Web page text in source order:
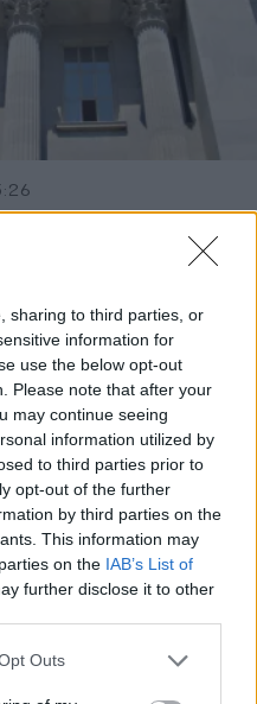
sharing to third parties, or
information for
use the below opt-out
Please note that after your
may continue seeing
information utilized by
to third parties prior to
opt-out of the further
by third parties on the
This information may
on the IAB’s List of
further disclose it to other
Outs
Οι αναβαθμίσεις
newsletter